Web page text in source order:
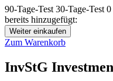
90-Tage-Test 30-Tage-Test 0
bereits hinzugefügt:
Weiter einkaufen
Zum Warenkorb
InvStG